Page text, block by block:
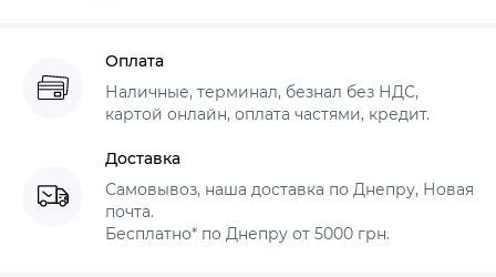
Оплата
Наличные, терминал, безнал без НДС,
картой онлайн, оплата частями, кредит.
Доставка
Самовывоз, наша доставка по Днепру, Новая
почта.
Бесплатно* по Днепру от 5000 грн.